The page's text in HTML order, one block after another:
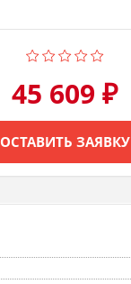
45 609 ₽
ОСТАВИТЬ ЗАЯВКУ